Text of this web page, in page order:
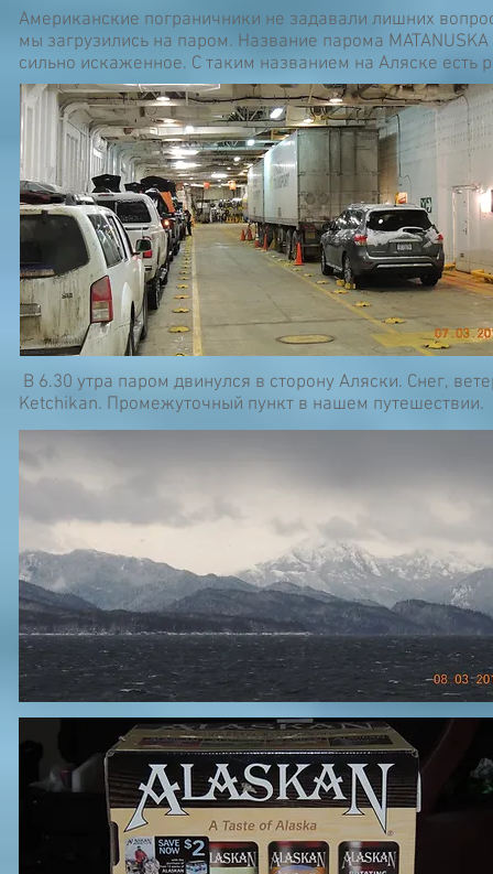
Американские пограничники не задавали лишних
мы загрузились на паром. Название парома
сильно искаженное. С таким названием на Аляске есть
В 6.30 утра паром двинулся в сторону Аляски. Снег,
Ketchikan. Промежуточный пункт в нашем путешествии.